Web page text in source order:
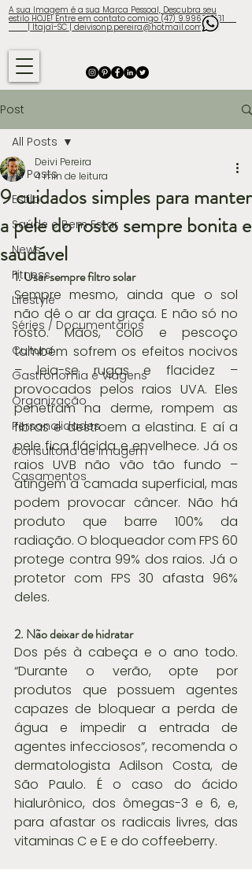
A sua Imagem é a sua Marca Pessoal, Descubra seu
estilo HOJE! Entre em contato comigo (47) 9.9960-3131
| Itajaí-SC | deivisonp.pereira@hotmail.com
Post
All Posts
Estilo
Saúde e Bem Estar
News
Fitness
Lifestyle
Séries / Documentários
Cultura
Gastronomia e Viagens
Organização
Personalidades
Consultoria de Imagem
Casamentos
All Posts
9 cuidados simples para manter
a pele do rosto sempre bonita e
saudável
Deivi Pereira
4 min de leitura
1. Usar sempre filtro solar
Sempre mesmo, ainda que o sol
não dê o ar da graça. E não só no
rosto. Mãos, colo e pescoço
também sofrem os efeitos nocivos
– leia-se rugas e flacidez –
provocados pelos raios UVA. Eles
penetram na derme, rompem as
fibras e destroem a elastina. E aí a
pele fica flácida e envelhece. Já os
raios UVB não vão tão fundo –
atingem a camada superficial, mas
podem provocar câncer. Não há
produto que barre 100% da
radiação. O bloqueador com FPS 60
protege contra 99% dos raios. Já o
protetor com FPS 30 afasta 96%
deles.
2. Não deixar de hidratar
Dos pés à cabeça e o ano todo.
“Durante o verão, opte por
produtos que possuem agentes
capazes de bloquear a perda de
água e impedir a entrada de
agentes infecciosos”, recomenda o
dermatologista Adilson Costa, de
São Paulo. É o caso do ácido
hialurônico, dos ômegas-3 e 6, e,
para afastar os radicais livres, das
vitaminas C e E e do coffeeberry.